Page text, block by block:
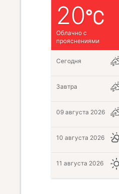
20
Облачно с
прояснениями
Сегодня
Завтра
09 августа 2026
10 августа 2026
11 августа 2026